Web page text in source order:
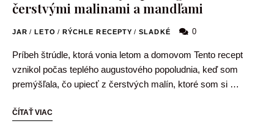
čerstvými malinami a mandľami
JAR / LETO / RÝCHLE RECEPTY / SLADKÉ 0
Príbeh štrúdle, ktorá vonia letom a domovom Tento recept
vznikol počas teplého augustového popoludnia, keď som
premýšľala, čo upiecť z čerstvých malín, ktoré som si …
ČÍTAŤ VIAC